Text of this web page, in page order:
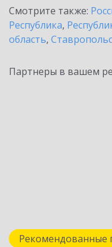
Смотрите также:
Республика,
область,
Партнеры в вашем
Рекомендованные